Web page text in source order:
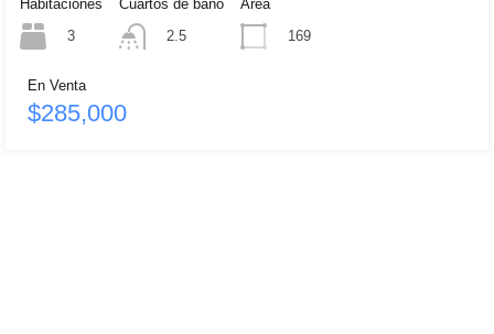
Habitaciones
3
Cuartos de baño
2.5
Área
169
En Venta
$285,000